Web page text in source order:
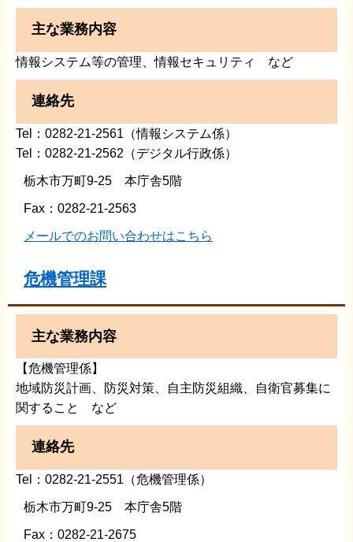
主な業務内容
情報システム等の管理、情報セキュリティ など
連絡先
Tel：0282-21-2561（情報システム係）
Tel：0282-21-2562（デジタル行政係）
栃木市万町9-25 本庁舎5階
Fax：0282-21-2563
メールでのお問い合わせはこちら
危機管理課
主な業務内容
【危機管理係】
地域防災計画、防災対策、自主防災組織、自衛官募集に
関すること など
連絡先
Tel：0282-21-2551（危機管理係）
栃木市万町9-25 本庁舎5階
Fax：0282-21-2675